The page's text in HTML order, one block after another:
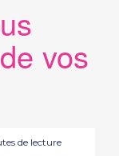
vos
de lecture